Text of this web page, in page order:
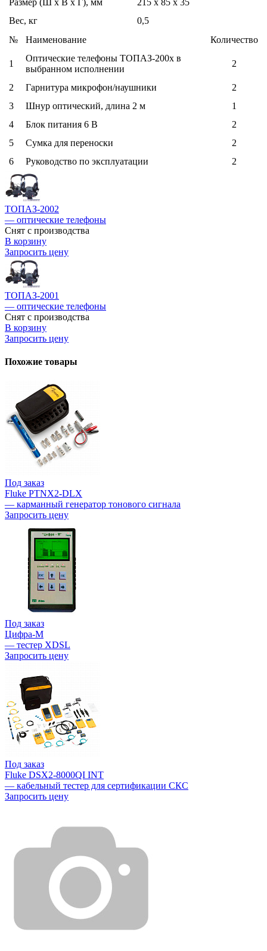
Вес, кг
0,5
№
Наименование Количество
1
Оптические телефоны ТОПАЗ-200х в
выбранном исполнении
2
2 Гарнитура микрофон/наушники
2
3
Шнур оптический, длина 2 м
1
4
Блок питания 6 В
2
5
Сумка для переноски
2
6
Руководство по эксплуатации 2
ТОПАЗ-2002
— оптические телефоны
Снят с производства
В корзину
Запросить цену
ТОПАЗ-2001
— оптические телефоны
Снят с производства
В корзину
Запросить цену
Похожие товары
Под заказ
Fluke PTNX2-DLX
— карманный генератор тонового сигнала
Запросить цену
Под заказ
Цифра-М
— тестер XDSL
Запросить цену
Под заказ
Fluke DSX2-8000QI INT
— кабельный тестер для сертификации СКС
Запросить цену